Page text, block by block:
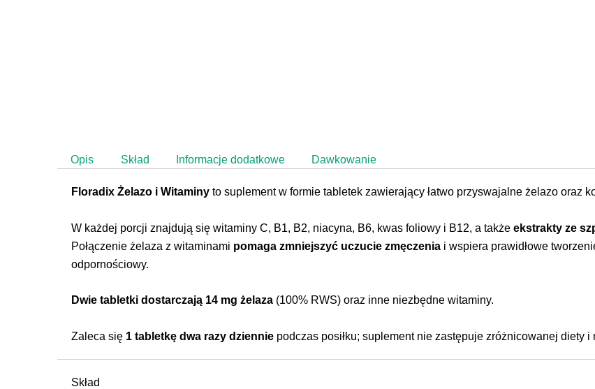
Opis Skład Informacje dodatkowe Dawkowanie
Floradix Żelazo i Witaminy to suplement w formie tabletek zawierający łatwo przyswajalne żelazo oraz
W każdej porcji znajdują się witaminy C, B1, B2, niacyna, B6, kwas foliowy i B12, a także ekstrakty ze
Połączenie żelaza z witaminami pomaga zmniejszyć uczucie zmęczenia i wspiera prawidłowe
odpornościowy.
Dwie tabletki dostarczają 14 mg żelaza (100% RWS) oraz inne niezbędne witaminy.
Zaleca się 1 tabletkę dwa razy dziennie podczas posiłku; suplement nie zastępuje zróżnicowanej diety
Skład